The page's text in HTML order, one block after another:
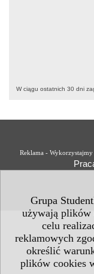
Grupa
używają plików
celu
reklamowych
określić
plików cookies
W ciągu ostatnich 30 dni
Reklama - Wykorzystajmy